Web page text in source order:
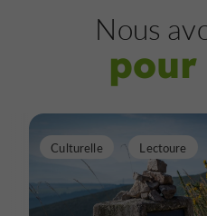
Nous
pour
Culturelle Lectoure